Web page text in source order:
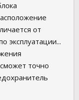
от
эксплуатации...
точно